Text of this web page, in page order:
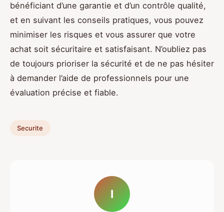
bénéficiant d’une garantie et d’un contrôle qualité,
et en suivant les conseils pratiques, vous pouvez
minimiser les risques et vous assurer que votre
achat soit sécuritaire et satisfaisant. N’oubliez pas
de toujours prioriser la sécurité et de ne pas hésiter
à demander l’aide de professionnels pour une
évaluation précise et fiable.
Securite
I